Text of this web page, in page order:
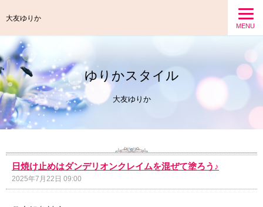
大友ゆりか
MENU
ゆりかスタイル
大友ゆりか
日焼け止めはダンデリオンクレイムを混ぜて塗ろう♪
2025年7月22日 09:00